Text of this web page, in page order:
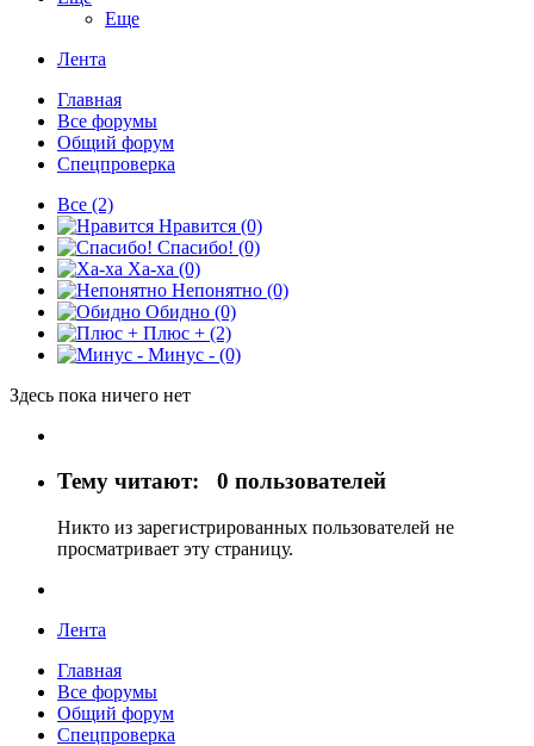
Еще
Лента
Главная
Все форумы
Общий форум
Спецпроверка
Все (2)
Нравится (0)
Спасибо! (0)
Ха-ха (0)
Непонятно (0)
Обидно (0)
Плюс + (2)
Минус - (0)
Здесь пока ничего нет
Тему читают: 0 пользователей
Никто из зарегистрированных пользователей не
просматривает эту страницу.
Лента
Главная
Все форумы
Общий форум
Спецпроверка